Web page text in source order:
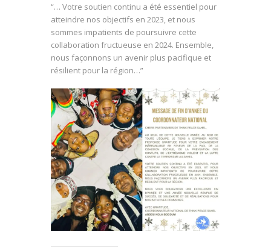
“… Votre soutien continu a été essentiel pour
atteindre nos objectifs en 2023, et nous
sommes impatients de poursuivre cette
collaboration fructueuse en 2024. Ensemble,
nous façonnons un avenir plus pacifique et
résilient pour la région…”